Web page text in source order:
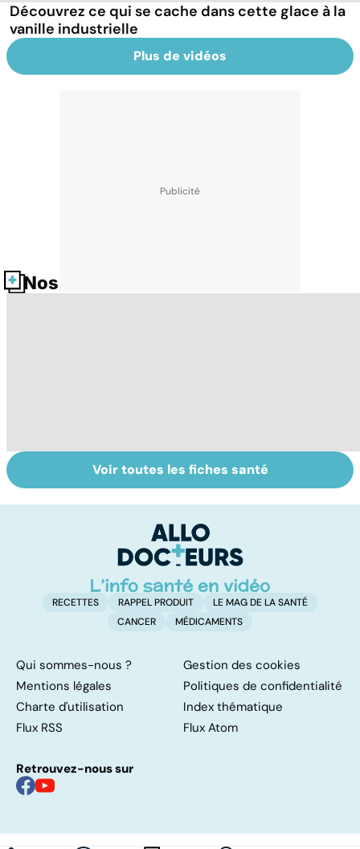
Découvrez ce qui se cache dans cette glace à la
vanille industrielle
Plus de vidéos
Nos fiches santé
Tout savoir sur le
cancer de la
Le TDAH, un
trouble de
ou sans
hyperactivité
Voir toutes les fiches santé
RECETTES RAPPEL PRODUIT
LE MAG DE LA SANTÉ
CANCER
MÉDICAMENTS
Qui sommes-nous ?
Gestion des cookies
Mentions légales
Politiques de confidentialité
Charte d'utilisation
Index thématique
Flux RSS
Flux Atom
Retrouvez-nous sur